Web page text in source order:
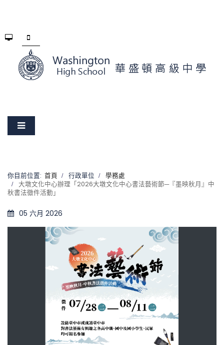
你目前位置: 首頁 行政單位
學務處
大墩文化中心辦理「2026大墩文化中心書法藝術節─『墨映秋月』中
秋書法徵件活動」
05 六月 2026